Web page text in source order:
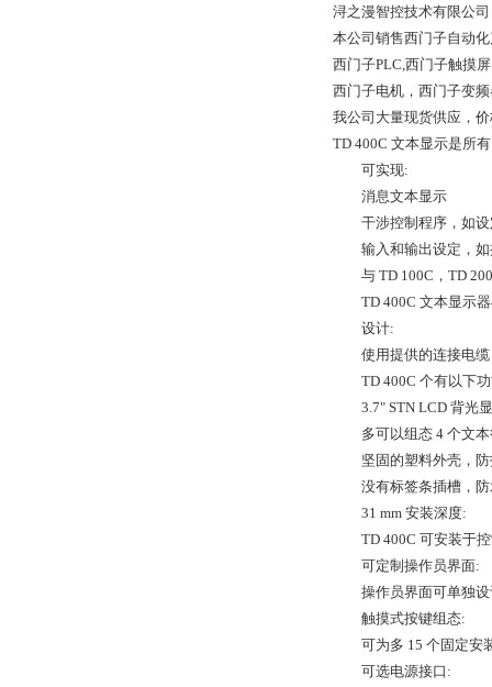
浔之漫智控技术有限公
本公司销售西门子自动
西门子PLC,西门子触摸
西门子电机，西门子变
我公司大量现货供应，
TD 400C 文本显示是所
可实现:
消息文本显示
干涉控制程序，如设
输入和输出设定，如
与 TD 100C，TD 200
TD 400C 文本显示器
设计:
使用提供的连接电缆
TD 400C 个有以下功
3.7" STN LCD 背光
多可以组态 4 个文本
坚固的塑料外壳，防
没有标签条插槽，防
31 mm 安装深度:
TD 400C 可安装于控
可定制操作员界面:
操作员界面可单独设计
触摸式按键组态:
可为多 15 个固定安装
可选电源接口: